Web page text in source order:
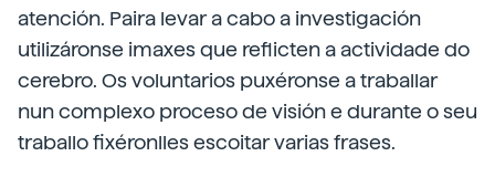
atención. Paira levar a cabo a investigación
utilizáronse imaxes que reflicten a actividade do
cerebro. Os voluntarios puxéronse a traballar
nun complexo proceso de visión e durante o seu
traballo fixéronlles escoitar varias frases.